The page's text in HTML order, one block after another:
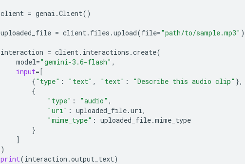
client = genai .Client()
uploaded_file = client. files .upload(file="path/to/sample.mp3" )
interaction = client. interactions .create(
model="gemini-3.6-flash" ,
input=[
{"type" : "text" , "text" : "Describe this audio clip" },
{
"type" : "audio" ,
"uri" : uploaded_file.uri,
"mime_type" : uploaded_file.mime_type
}
]
)
print(interaction .output_text)